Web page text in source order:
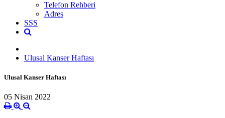
Telefon Rehberi
Adres
SSS
Ulusal Kanser Haftası
Ulusal Kanser Haftası
05 Nisan 2022